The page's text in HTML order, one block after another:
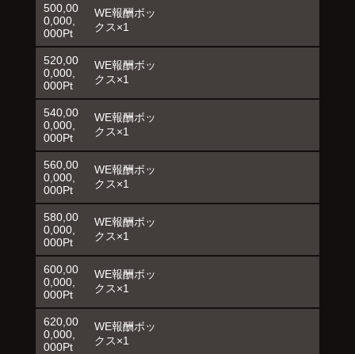
500,00
0,000,
000Pt
WE報酬ボッ
クス×1
520,00
0,000,
000Pt
WE報酬ボッ
クス×1
540,00
0,000,
000Pt
WE報酬ボッ
クス×1
560,00
0,000,
000Pt
WE報酬ボッ
クス×1
580,00
0,000,
000Pt
WE報酬ボッ
クス×1
600,00
0,000,
000Pt
WE報酬ボッ
クス×1
620,00
0,000,
000Pt
WE報酬ボッ
クス×1